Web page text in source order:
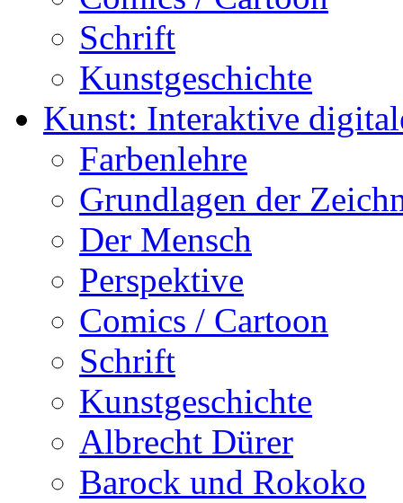
Schrift
Kunstgeschichte
Kunst: Interaktive
Farbenlehre
Grundlagen der
Der Mensch
Perspektive
Comics / Cartoon
Schrift
Kunstgeschichte
Albrecht Dürer
Barock und Rokoko